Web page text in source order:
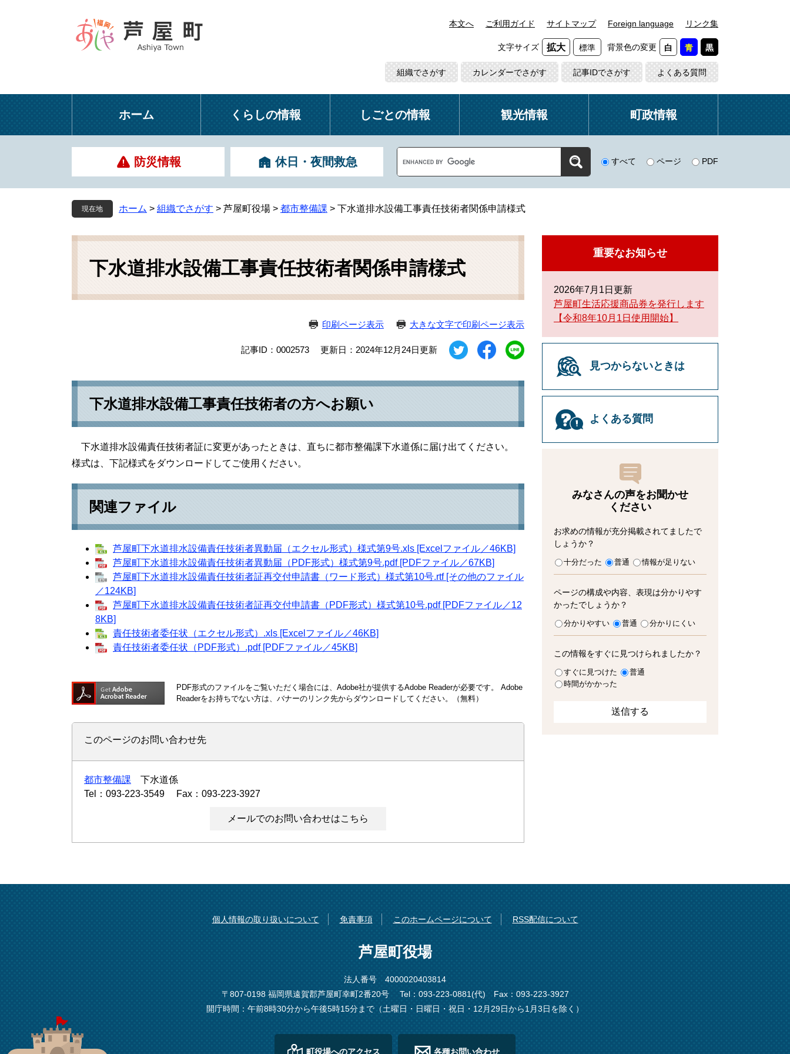
本
本文へ ご利用ガイド サイトマップ Foreign language リンク集
文字サイズ 拡大 標準 背景色の変更 白 青 黒
組織でさがす カレンダーでさがす 記事IDでさがす よくある質問
ホーム くらしの情報 しごとの情報 観光情報 町政情報
防災情報 休日・夜間救急
o
g
l
e
ス
ム
検
すべて ページ PDF
現在地 ホーム > 組織でさがす > 芦屋町役場 > 都市整備課 > 下水道排水設備工事責任技術者関係申請様式
本
下水道排水設備工事責任技術者関係申請様式
印刷ページ表示 大きな文字で印刷ページ表示
記事ID：0002573 更新日：2024年12月24日更新
下水道排水設備工事責任技術者の方へお願い
下水道排水設備責任技術者証に変更があったときは、直ちに都市整備課下水道係に届け出てください。
様式は、下記様式をダウンロードしてご使用ください。
関連ファイル
芦屋町下水道排水設備責任技術者異動届（エクセル形式）様式第9号.xls [Excelファイル／46KB]
芦屋町下水道排水設備責任技術者異動届（PDF形式）様式第9号.pdf [PDFファイル／67KB]
芦屋町下水道排水設備責任技術者証再交付申請書（ワード形式）様式第10号.rtf [その他のファイル
／124KB]
芦屋町下水道排水設備責任技術者証再交付申請書（PDF形式）様式第10号.pdf [PDFファイル／12
8KB]
責任技術者委任状（エクセル形式）.xls [Excelファイル／46KB]
責任技術者委任状（PDF形式）.pdf [PDFファイル／45KB]
PDF形式のファイルをご覧いただく場合には、Adobe社が提供するAdobe Readerが必要です。
Adobe
Readerをお持ちでない方は、バナーのリンク先からダウンロードしてください。（無料）
このページのお問い合わせ先
都市整備課
下水道係
Tel：093-223-3549
Fax：093-223-3927
メールでのお問い合わせはこちら
重要なお知らせ
2026年7月1日更新
芦屋町生活応援商品券を発行します
【令和8年10月1日使用開始】
見つからないときは
よくある質問
みなさんの声をお聞かせ
ください
お求めの情報が充分掲載されてましたで
しょうか？
十分だった 普通 情報が足りない
ページの構成や内容、表現は分かりやす
かったでしょうか？
分かりやすい 普通 分かりにくい
この情報をすぐに見つけられましたか？
すぐに見つけた
普通
時間がかかった
個人情報の取り扱いについて 免責事項 このホームページについて RSS配信について
芦屋町役場
法人番号 4000020403814
〒807-0198 福岡県遠賀郡芦屋町幸町2番20号
Tel：093-223-0881(代)
Fax：093-223-3927
開庁時間：午前8時30分から午後5時15分まで（土曜日・日曜日・祝日・12月29日から1月3日を除く）
町役場へのアクセス 各種お問い合わせ